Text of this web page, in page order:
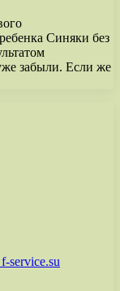
Синяки без
забыли. Если же
service.su